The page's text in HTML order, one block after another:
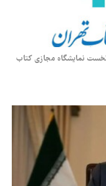
ساعت نخست نمایشگاه مجازی کتاب